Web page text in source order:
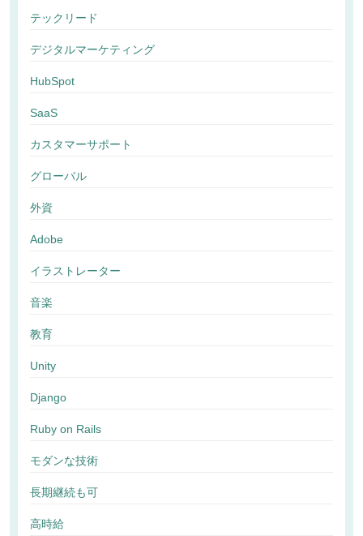
テックリード
デジタルマーケティング
HubSpot
SaaS
カスタマーサポート
グローバル
外資
Adobe
イラストレーター
音楽
教育
Unity
Django
Ruby on Rails
モダンな技術
長期継続も可
高時給